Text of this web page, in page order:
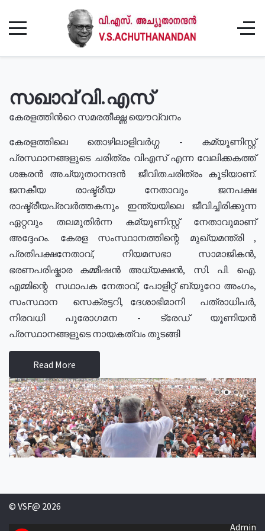
സഖാവ് വി.എസ്
കേരളത്തിൻറെ സമരതീക്ഷ്ണ യൌവ്വനം
കേരളത്തിലെ തൊഴിലാളിവർഗ്ഗ - കമ്യൂണിസ്റ്റ്
പ്രസ്ഥാനങ്ങളുടെ ചരിത്രം വിഎസ് എന്ന വേലിക്കകത്ത്
ശങ്കരൻ അച്യുതാനന്ദൻ ജീവിതചരിത്രം കൂടിയാണ്.
ജനകീയ രാഷ്ട്രീയ നേതാവും ജനപക്ഷ
രാഷ്ട്രീയപ്രവർത്തകനും ഇന്ത്യയിലെ ജീവിച്ചിരിക്കുന്ന
ഏറ്റവും തലമുതിർന്ന കമ്യൂണിസ്റ്റ് നേതാവുമാണ്
അദ്ദേഹം. കേരള സംസ്ഥാനത്തിന്റെ മുഖ്യമന്ത്രി ,
പ്രതിപക്ഷനേതാവ്, നിയമസഭാ സാമാജികൻ,
ഭരണപരിഷ്കാര കമ്മീഷൻ അധ്യക്ഷൻ, സി. പി. ഐ.
എമ്മിന്റെ സഥാപക നേതാവ്, പോളിറ്റ് ബ്യുറോ അംഗം,
സംസ്ഥാന സെക്രട്ടറി, ദേശാഭിമാനി പത്രാധിപർ,
നിരവധി പുരോഗമന - ട്രേഡ് യൂണിയൻ
പ്രസ്ഥാനങ്ങളുടെ നായകത്വം തുടങ്ങി
Read More
© VSF@ 2026
Admin